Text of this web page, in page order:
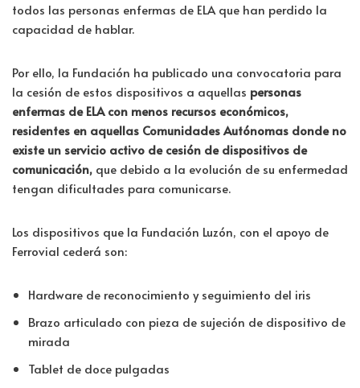
todos las personas enfermas de ELA que han perdido la
capacidad de hablar.
Por ello, la Fundación ha publicado una convocatoria para
la cesión de estos dispositivos a aquellas personas
enfermas de ELA con menos recursos económicos,
residentes en aquellas Comunidades Autónomas donde no
existe un servicio activo de cesión de dispositivos de
comunicación, que debido a la evolución de su enfermedad
tengan dificultades para comunicarse.
Los dispositivos que la Fundación Luzón, con el apoyo de
Ferrovial cederá son:
Hardware de reconocimiento y seguimiento del iris
Brazo articulado con pieza de sujeción de dispositivo de
mirada
Tablet de doce pulgadas